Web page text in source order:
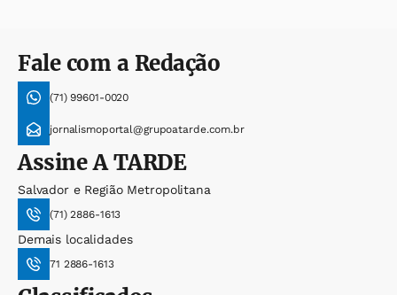
Fale com a Redação
(71) 99601-0020
jornalismoportal@grupoatarde.com.br
AssineA TARDE
Salvador e Região Metropolitana
(71) 2886-1613
Demais localidades
71 2886-1613